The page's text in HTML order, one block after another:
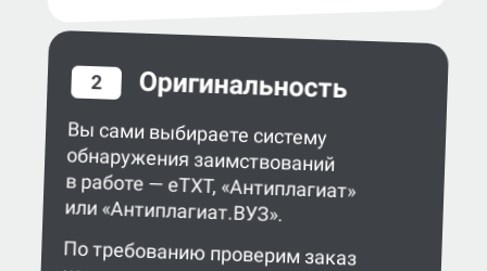
2 Оригинальность
Вы сами выбираете систему
обнаружения заимствований
в работе — eTXT, «Антиплагиат»
или «Антиплагиат.ВУЗ».
По требованию проверим заказ
на наличие сгенерированного текста